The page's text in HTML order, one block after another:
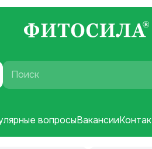
вопросыВакансии
Поиск